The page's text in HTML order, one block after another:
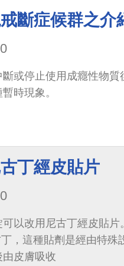
斷症候群之介
或停止使用成癮性物
時現象。
丁經皮貼片
以改用尼古丁經皮貼
，這種貼劑是經由特殊
皮膚吸收